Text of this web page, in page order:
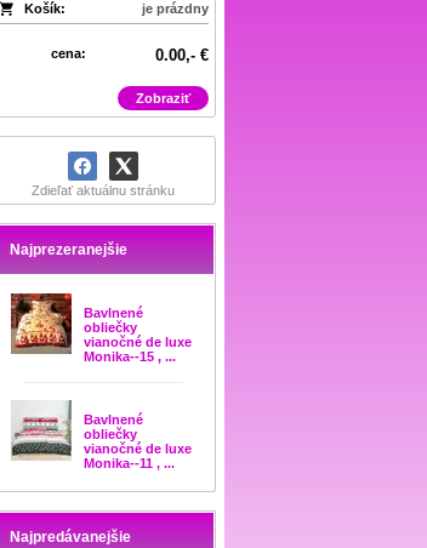
Košík: je prázdny
cena: 0.00,- €
Zobraziť
Zdieľať aktuálnu stránku
Najprezeranejšie
Bavlnené
obliečky
vianočné de luxe
Monika--15 , ...
Bavlnené
obliečky
vianočné de luxe
Monika--11 , ...
Najpredávanejšie